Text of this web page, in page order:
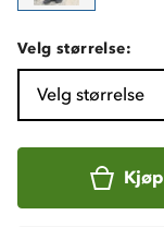
Velg størrelse:
Velg størrelse
Kjøp